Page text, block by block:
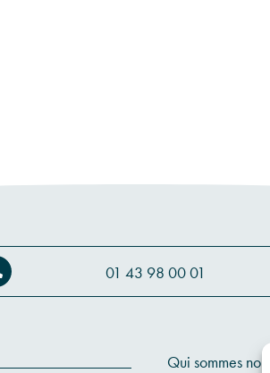
01 43 98 00 01
Qui sommes nous